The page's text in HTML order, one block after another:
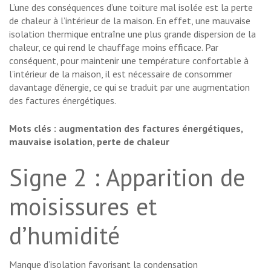
L’une des conséquences d’une toiture mal isolée est la perte
de chaleur à l’intérieur de la maison. En effet, une mauvaise
isolation thermique entraîne une plus grande dispersion de la
chaleur, ce qui rend le chauffage moins efficace. Par
conséquent, pour maintenir une température confortable à
l’intérieur de la maison, il est nécessaire de consommer
davantage d’énergie, ce qui se traduit par une augmentation
des factures énergétiques.
Mots clés : augmentation des factures énergétiques,
mauvaise isolation, perte de chaleur
Signe 2 : Apparition de
moisissures et
d’humidité
Manque d’isolation favorisant la condensation